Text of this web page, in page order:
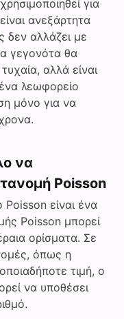
για
ανεξάρτητα
δεν αλλάζει με
γεγονότα θα
αλλά είναι
λεωφορείο
μόνο για να
να
Poisson
είναι ένα
Poisson μπορεί
ορίσματα. Σε
όπως η
τιμή, ο
να υποθέσει